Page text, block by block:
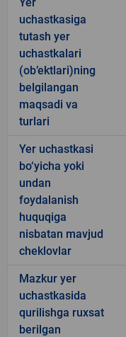
uchastkasiga
tutash yer
uchastkalari
(ob’ektlari)ning
belgilangan
maqsadi va
turlari
Yer uchastkasi
bo‘yicha yoki
undan
foydalanish
huquqiga
nisbatan mavjud
cheklovlar
Mazkur yer
uchastkasida
qurilishga ruxsat
berilgan